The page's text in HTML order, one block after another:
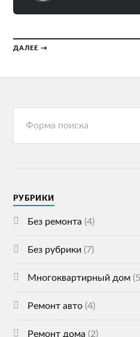
ДАЛЕЕ →
РУБРИКИ
Без ремонта (4)
Без рубрики (7)
Многоквартирный дом
Ремонт авто (4)
Ремонт дома (2)